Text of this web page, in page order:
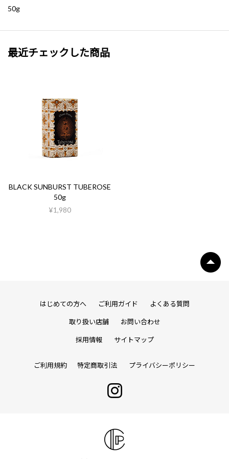
50g
最近チェックした商品
BLACK SUNBURST TUBEROSE
50g
¥1,980
はじめての方へ ご利用ガイド よくある質問
取り扱い店舗 お問い合わせ
採用情報 サイトマップ
ご利用規約 特定商取引法 プライバシーポリシー